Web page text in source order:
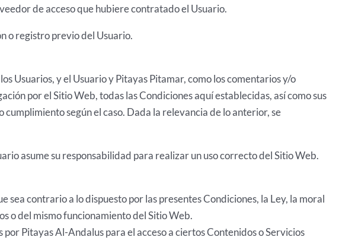
de acceso que hubiere contratado el Usuario.
o registro previo del Usuario.
Usuarios, y el Usuario y Pitayas Pitamar, como los comentarios y/o
por el Sitio Web, todas las Condiciones aquí establecidas, así como sus
según el caso. Dada la relevancia de lo anterior, se
asume su responsabilidad para realizar un uso correcto del Sitio Web.
contrario a lo dispuesto por las presentes Condiciones, la Ley, la moral
o del mismo funcionamiento del Sitio Web.
Pitayas Al-Andalus para el acceso a ciertos Contenidos o Servicios